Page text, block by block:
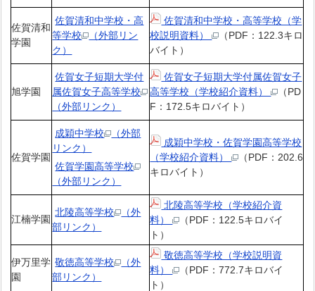
佐賀清和
学園
佐賀清和中学校・高
等学校
（外部リン
ク）
佐賀清和中学校・高等学校（学
校説明資料）
（PDF：122.3キロ
バイト）
旭学園
佐賀女子短期大学付
属佐賀女子高等学校
（外部リンク）
佐賀女子短期大学付属佐賀女子
高等学校（学校紹介資料）
（PD
F：172.5キロバイト）
佐賀学園
成穎中学校
（外部
リンク）
佐賀学園高等学校
（外部リンク）
成穎中学校・佐賀学園高等学校
（学校紹介資料）
（PDF：202.6
キロバイト）
江楠学園
北陵高等学校
（外
部リンク）
北陵高等学校（学校紹介資
料）
（PDF：122.5キロバイ
ト）
伊万里学
園
敬徳高等学校
（外
部リンク）
敬徳高等学校（学校説明資
料）
（PDF：772.7キロバイ
ト）